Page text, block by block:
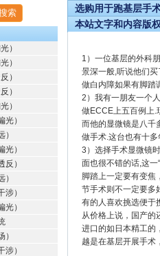
）
）
）
）
）
）
）
）
）
）
）
选购用于跑基层手
本站文字和内容版
1）一位基层的外科
景深一般,听说他们买
做白内障如果有脚踏
2）我有一朋友一个
做ECCE上五百例上.
而他的显微镜是八千
做手术.这台也有十
3）选择手术显微镜
面也很不错的话,这
脚踏上一定要有变
节手术则不一定要多
有的人喜欢挑选便于
从价格上说，国产的
进口的如日本精工的
越是在基层开展手术